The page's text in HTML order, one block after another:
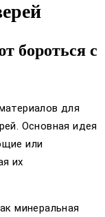
бороться с
для
Основная идея
или
их
минеральная